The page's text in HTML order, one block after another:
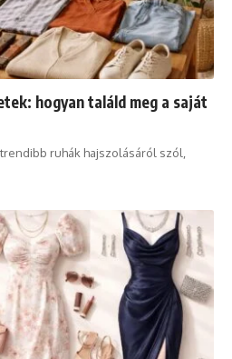
hogyan találd meg a saját
ruhák hajszolásáról szól,